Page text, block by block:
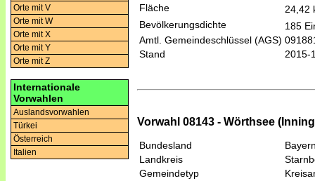
Orte mit V
Orte mit W
Orte mit X
Orte mit Y
Orte mit Z
Internationale
Vorwahlen
Auslandsvorwahlen
Türkei
Österreich
Italien
Fläche
24,42
Bevölkerungsdichte
185
Amtl. Gemeindeschlüssel (AGS)
Stand
2015-
Vorwahl 08143 - Wörthsee
Bundesland
Landkreis
Gemeindetyp